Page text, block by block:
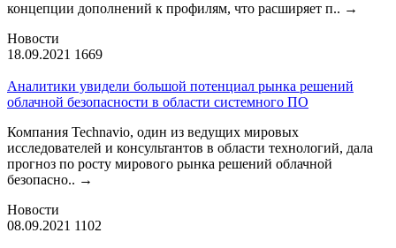
концепции дополнений к профилям, что расширяет п.. →
Новости
18.09.2021 1669
Аналитики увидели большой потенциал рынка решений
облачной безопасности в области системного ПО
Компания Technavio, один из ведущих мировых
исследователей и консультантов в области технологий, дала
прогноз по росту мирового рынка решений облачной
безопасно.. →
Новости
08.09.2021 1102